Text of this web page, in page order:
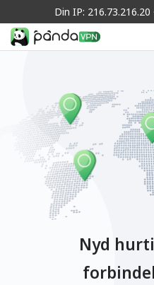
Din IP: 216.73.216.20
Nyd